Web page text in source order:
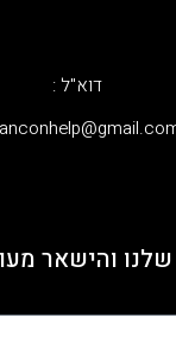
דוא"ל :
והישאר